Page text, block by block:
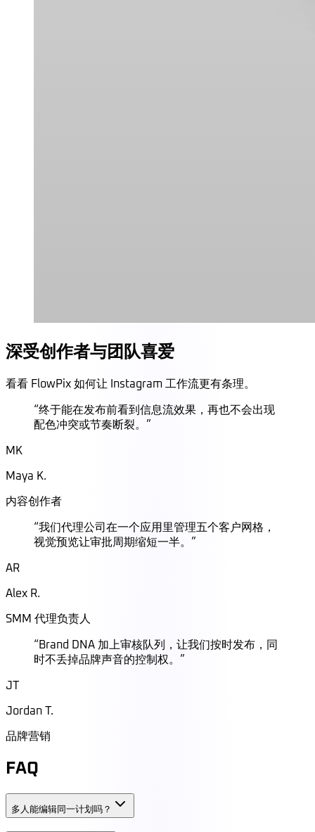
深受创作者与团队喜爱
看看 FlowPix 如何让 Instagram 工作流更有条理。
“终于能在发布前看到信息流效果，再也不会出现
配色冲突或节奏断裂。 ”
MK
Maya K.
内容创作者
“我们代理公司在一个应用里管理五个客户网格，
视觉预览让审批周期缩短一半。 ”
AR
Alex R.
SMM 代理负责人
“Brand DNA 加上审核队列，让我们按时发布，同
时不丢掉品牌声音的控制权。 ”
JT
Jordan T.
品牌营销
FAQ
多人能编辑同一计划吗？